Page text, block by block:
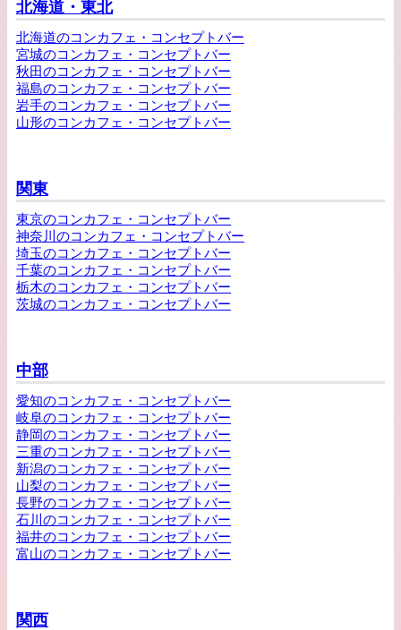
北海道・東北
北海道のコンカフェ・コンセプトバー
宮城のコンカフェ・コンセプトバー
秋田のコンカフェ・コンセプトバー
福島のコンカフェ・コンセプトバー
岩手のコンカフェ・コンセプトバー
山形のコンカフェ・コンセプトバー
関東
東京のコンカフェ・コンセプトバー
神奈川のコンカフェ・コンセプトバー
埼玉のコンカフェ・コンセプトバー
千葉のコンカフェ・コンセプトバー
栃木のコンカフェ・コンセプトバー
茨城のコンカフェ・コンセプトバー
中部
愛知のコンカフェ・コンセプトバー
岐阜のコンカフェ・コンセプトバー
静岡のコンカフェ・コンセプトバー
三重のコンカフェ・コンセプトバー
新潟のコンカフェ・コンセプトバー
山梨のコンカフェ・コンセプトバー
長野のコンカフェ・コンセプトバー
石川のコンカフェ・コンセプトバー
福井のコンカフェ・コンセプトバー
富山のコンカフェ・コンセプトバー
関西